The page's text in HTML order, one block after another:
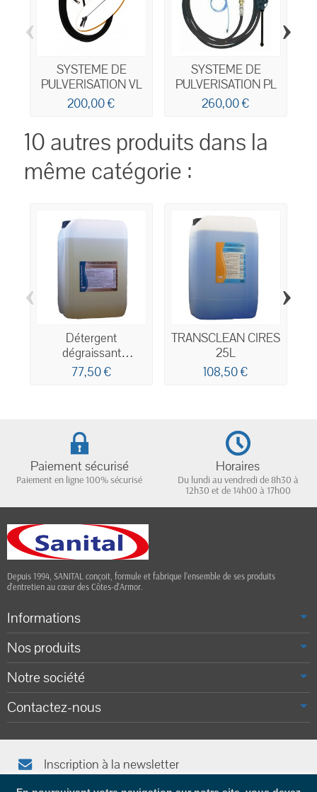
SYSTEME DE
PULVERISATION VL
200,00 €
SYSTEME DE
PULVERISATION PL
260,00 €
‹ ›
10 autres produits dans la
même catégorie :
Détergent
dégraissant
concentré pour le
lavage des
77,50 €
TRANSCLEAN CIRES
25L
108,50 €
‹ ›
Paiement sécurisé
Paiement en ligne 100% sécurisé
Horaires
Du lundi au vendredi de 8h30 à
12h30 et de 14h00 à 17h00
Depuis 1994, SANITAL conçoit, formule et fabrique l’ensemble de ses produits
d’entretien au cœur des Côtes-d’Armor.
Informations
Nos produits
Notre société
Contactez-nous
Inscription à la newsletter